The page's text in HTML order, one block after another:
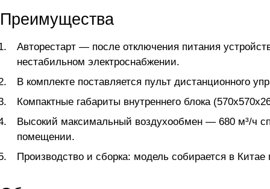
Преимущества
Авторестарт — после отключения питания
нестабильном электроснабжении.
В комплекте поставляется пульт дистанционного
Компактные габариты внутреннего блока
Высокий максимальный воздухообмен — 680 м³/ч
помещении.
Производство и сборка: модель собирается в Китае